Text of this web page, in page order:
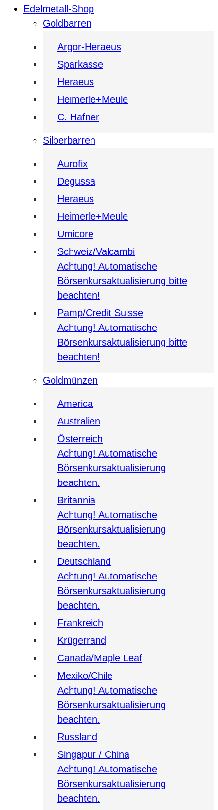
Edelmetall-Shop
Goldbarren
Argor-Heraeus
Sparkasse
Heraeus
Heimerle+Meule
C. Hafner
Silberbarren
Aurofix
Degussa
Heraeus
Heimerle+Meule
Umicore
Schweiz/Valcambi
Achtung! Automatische
Börsenkursaktualisierung bitte
beachten!
Pamp/Credit Suisse
Achtung! Automatische
Börsenkursaktualisierung bitte
beachten!
Goldmünzen
America
Australien
Österreich
Achtung! Automatische
Börsenkursaktualisierung
beachten.
Britannia
Achtung! Automatische
Börsenkursaktualisierung
beachten.
Deutschland
Achtung! Automatische
Börsenkursaktualisierung
beachten.
Frankreich
Krügerrand
Canada/Maple Leaf
Mexiko/Chile
Achtung! Automatische
Börsenkursaktualisierung
beachten.
Russland
Singapur / China
Achtung! Automatische
Börsenkursaktualisierung
beachten.